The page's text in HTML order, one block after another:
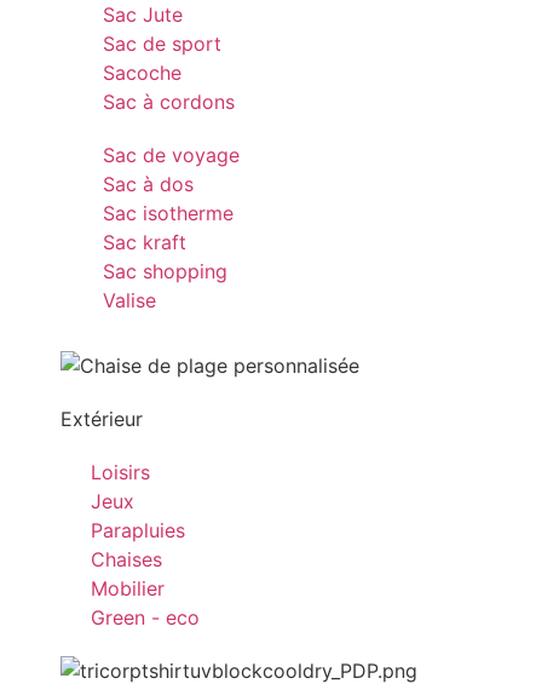
Sac Jute
Sac de sport
Sacoche
Sac à cordons
Sac de voyage
Sac à dos
Sac isotherme
Sac kraft
Sac shopping
Valise
Extérieur
Loisirs
Jeux
Parapluies
Chaises
Mobilier
Green - eco